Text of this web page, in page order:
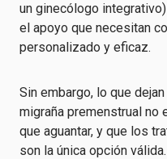
un ginecólogo
el apoyo que necesitan
personalizado y eficaz.
Sin embargo, lo que
migraña premenstrual no
que aguantar, y que los
son la única opción